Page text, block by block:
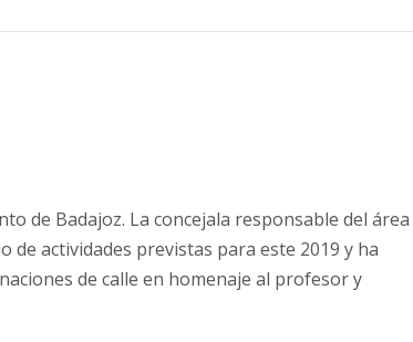
de Badajoz. La concejala responsable del área
de actividades previstas para este 2019 y ha
de calle en homenaje al profesor y